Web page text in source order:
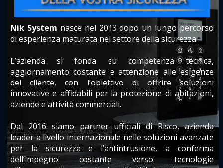
Nik System nasce nel 2013 dopo un lungo percorso
di esperienza maturata nel settore della sicurezza.
L’azienda si fonda su competenza tecnica,
aggiornamento costante e attenzione alle esigenze
del cliente, con l’obiettivo di offrire soluzioni
innovative e affidabili per la protezione di abitazioni,
aziende e attività commerciali.
Dal 2016 siamo partner ufficiali di Risco, azienda
leader a livello internazionale nelle soluzioni avanzate
per la sicurezza e l’antintrusione, a conferma
dell’impegno costante verso tecnologie